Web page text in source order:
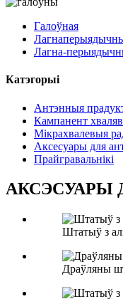
Галоўная
Лагна-
Катэгорыі
Антэнныя
Кампанент
Мікрахвалевыя
Аксесуары для
Прайгравальнікі
АКСЭСУАРЫ
Штатыў з
Драўляны